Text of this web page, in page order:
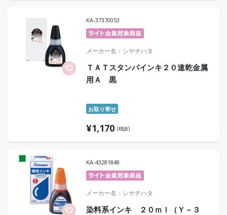
KA-37370053
メーカー名 シヤチハタ
ＴＡＴスタンパインキ２０速乾金属
用Ａ 黒
お取り寄せ
¥1,170 (税抜)
KA-43281848
メーカー名 シヤチハタ
染料系インキ ２０ｍｌ（Ｙ－３